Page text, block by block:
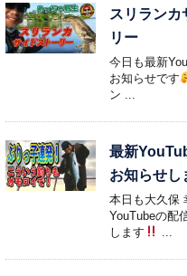
スリランカ
リー
今日も最新
お知らせです
ン ...
最新
お知らせし
本日も大久保
YouTubeの配
します
...